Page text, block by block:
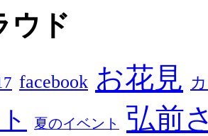
ウド
facebook お花見
夏のイベント 弘前